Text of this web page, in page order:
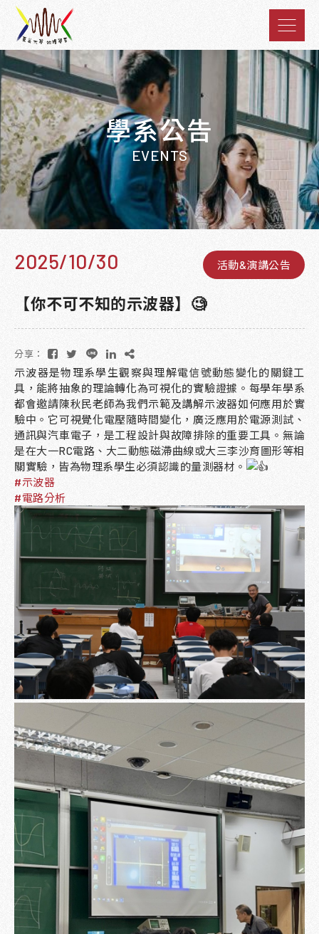
學系公告
EVENTS
2025/10/30 活動&演講公告
【你不可不知的示波器】🧐
分享：
示波器是物理系學生觀察與理解電信號動態變化的關鍵工
具，能將抽象的理論轉化為可視化的實驗證據。每學年學系
都會邀請陳秋民老師為我們示範及講解示波器如何應用於實
驗中。它可視覺化電壓隨時間變化，廣泛應用於電源測試、
通訊與汽車電子，是工程設計與故障排除的重要工具。無論
是在大一RC電路、大二動態磁滯曲線或大三李沙育圖形等相
關實驗，皆為物理系學生必須認識的量測器材。
#示波器
#電路分析